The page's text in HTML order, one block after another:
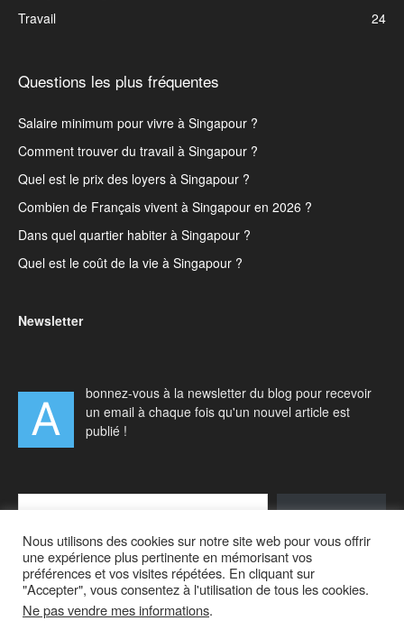
Travail
24
Questions les plus fréquentes
Salaire minimum pour vivre à Singapour ?
Comment trouver du travail à Singapour ?
Quel est le prix des loyers à Singapour ?
Combien de Français vivent à Singapour en 2026 ?
Dans quel quartier habiter à Singapour ?
Quel est le coût de la vie à Singapour ?
Newsletter
A
bonnez-vous à la newsletter du blog pour recevoir
un email à chaque fois qu'un nouvel article est
publié !
Type your email…
S'abonner
Accueil Actualités Vivre à Singapour
Nous utilisons des cookies sur notre site web pour vous offrir
une expérience plus pertinente en mémorisant vos
préférences et vos visites répétées. En cliquant sur
"Accepter", vous consentez à l'utilisation de tous les cookies.
Ne pas vendre mes informations.